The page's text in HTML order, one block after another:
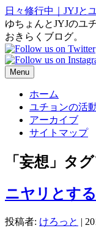
日々修行中｜JYJと
ゆちょんとJYJのユ
おきらくブログ。
Menu
ホーム
ユチョンの活
アーカイブ
サイトマップ
「 妄想 」タ
ニヤリとす
投稿者: けろっと |